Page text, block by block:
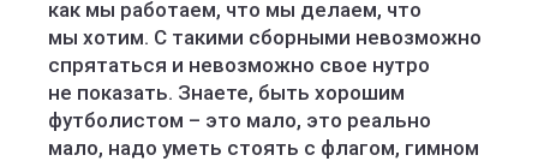
как мы работаем, что мы делаем, что
мы хотим. С такими сборными невозможно
спрятаться и невозможно свое нутро
не показать. Знаете, быть хорошим
футболистом – это мало, это реально
мало, надо уметь стоять с флагом, гимном